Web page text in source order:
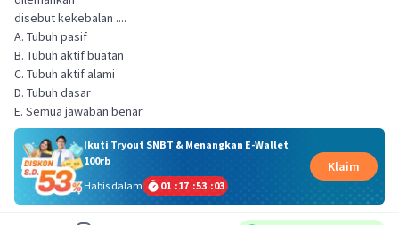
disebut kekebalan ....
A. Tubuh pasif
B. Tubuh aktif buatan
C. Tubuh aktif alami
D. Tubuh dasar
E. Semua jawaban benar
Ikuti Tryout SNBT & Menangkan E-Wallet
100rb
Habis dalam
01 :17 :53 :03
Klaim